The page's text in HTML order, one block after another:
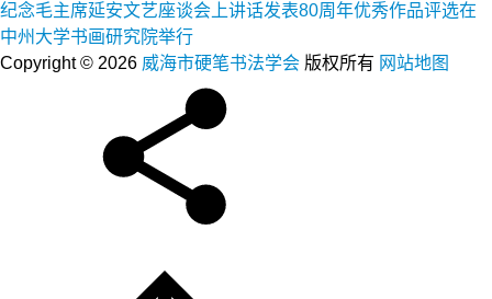
纪念毛主席延安文艺座谈会上讲话发表80周年优秀作品评选在
中州大学书画研究院举行
Copyright © 2026 威海市硬笔书法学会 版权所有 网站地图